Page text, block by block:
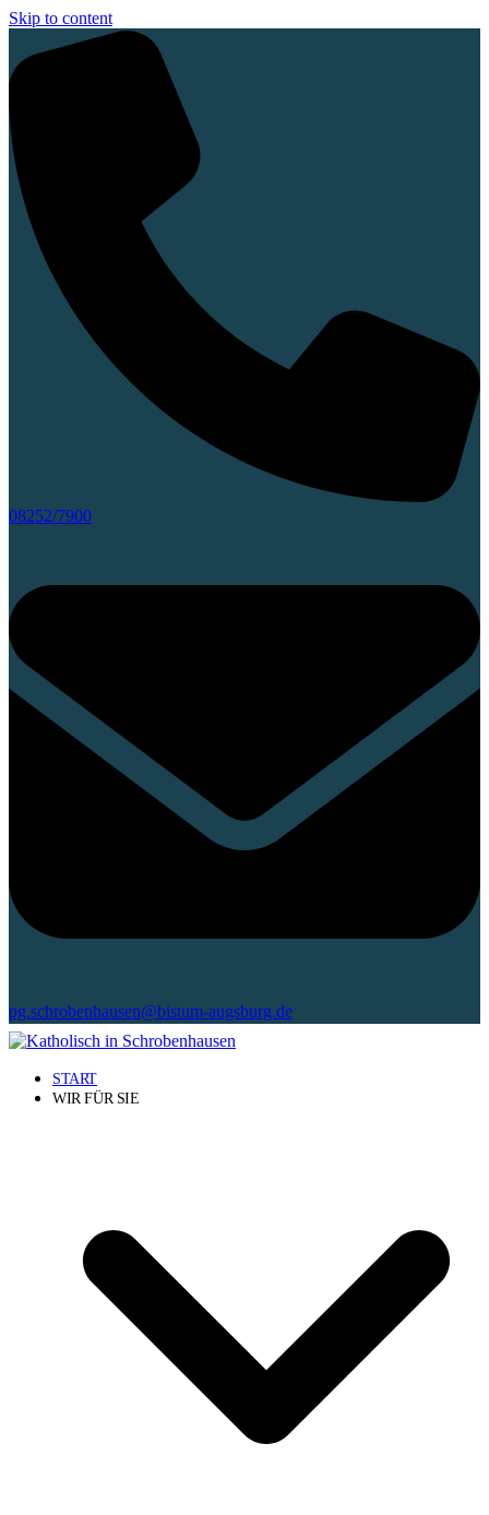
Skip to content
08252/7900
pg.schrobenhausen@bistum-augsburg.de
START
WIR FÜR SIE